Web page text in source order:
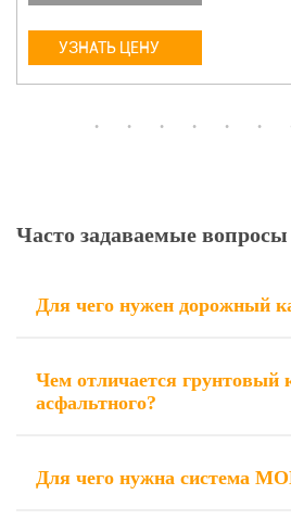
УЗНАТЬ ЦЕНУ
Часто задаваемые вопросы
Для чего нужен дорожный
Чем отличается грунтовый
асфальтного?
Для чего нужна система